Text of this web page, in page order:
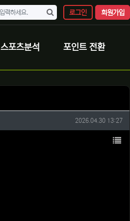
로그인 회원가입
스포츠분석 포인트 전환
작성일
2026.04.30 13:27
목